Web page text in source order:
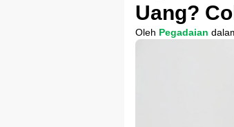
Uang?
Oleh Pegadaian